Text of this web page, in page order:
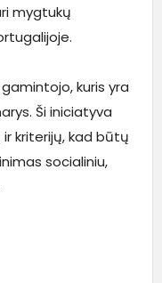
mygtukų
kuris yra
Ši iniciatyva
kriterijų, kad būtų
socialiniu,